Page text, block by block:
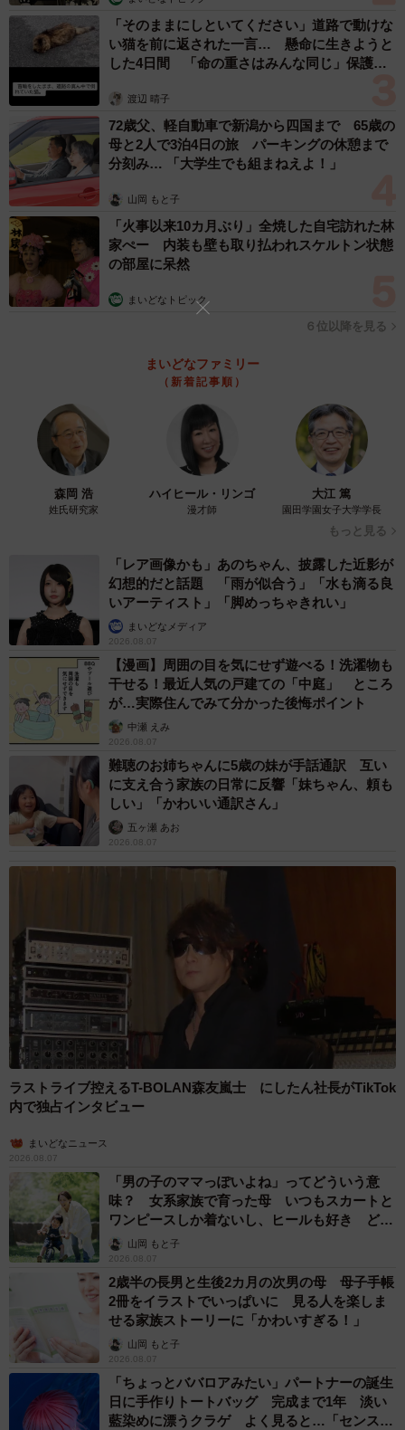
没しているのでしょうか？
「自分の住まいの近くで見かけたことはないのですが、叔
母が住む地域に近づくと、アライグマが車に轢かれていた
り、知り合いの畑や、親戚が養殖している魚が食害に遭っ
た、という話をよく聞きます」
2/3
UMAにしか見えない…（提供：九十九さん）
ーー今回の投稿に関して、「アライグマってタヌキと違っ
てかなり獰猛な性格をしてる上に、在来種の食害とかが近
年問題視されてる特定外来生物だから、みんなは見つけた
ら近寄らずに市役所もしくは警察に即連絡してね。特定外
来生物は生きたままの移動、飼育が禁止されてるから飼う
のもNGだよ！」とツイートされていましたね。
「特定外来生物に指定されているアライグマは、生きたま
まの運搬が禁止されているんです。特定の研究者が事前に
警察や県に届け出をした場合のみ、検体として生体の移動
ーー回収されたアライグマはどうなるのでしょうか？
「ショッキングな話になりますが、殺処分になると思いま
す。これは警察や役所が悪いのではなく、生まれたばかり
の罪のない生き物を殺さざるを得ない状況を作ってしまっ
た人達がいる、ということが問題なんです」
「そのままにしといてください」道路で動けな
い猫を前に返された一言… 懸命に生きようと
した4日間 「命の重さはみんな同じ」保護団
渡辺 晴子
72歳父、軽自動車で新潟から四国まで 65歳の
母と2人で3泊4日の旅 パーキングの休憩まで
分刻み… 「大学生でも組まねえよ！」
山岡 もと子
「火事以来10カ月ぶり」全焼した自宅訪れた林
家ぺー 内装も壁も取り払われスケルトン状態
の部屋に呆然
まいどなトピック
６位以降を見る
まいどなファミリー
（新着記事順）
森岡 浩
姓氏研究家
ハイヒール・リンゴ
漫才師
大江 篤
園田学園女子大学学長
もっと見る
「レア画像かも」あのちゃん、披露した近影が
幻想的だと話題 「雨が似合う」「水も滴る良
いアーティスト」「脚めっちゃきれい」
まいどなメディア
2026.08.07
【漫画】周囲の目を気にせず遊べる！洗濯物も
干せる！最近人気の戸建ての「中庭」 ところ
が…実際住んでみて分かった後悔ポイント
中瀬 えみ
2026.08.07
難聴のお姉ちゃんに5歳の妹が手話通訳 互い
に支え合う家族の日常に反響「妹ちゃん、頼も
しい」「かわいい通訳さん」
五ヶ瀬 あお
2026.08.07
ラストライブ控えるT-BOLAN森友嵐士 にしたん社長がTikTok
内で独占インタビュー
まいどなニュース
2026.08.07
「男の子のママっぽいよね」ってどういう意
味？ 女系家族で育った母 いつもスカートと
ワンピースしか着ないし、ヒールも好き どの
へんが…
山岡 もと子
2026.08.07
2歳半の長男と生後2カ月の次男の母 母子手帳
2冊をイラストでいっぱいに 見る人を楽しま
せる家族ストーリーに「かわいすぎる！」
山岡 もと子
2026.08.07
「ちょっとババロアみたい」パートナーの誕生
日に手作りトートバッグ 完成まで1年 淡い
藍染めに漂うクラゲ よく見ると…「センスす